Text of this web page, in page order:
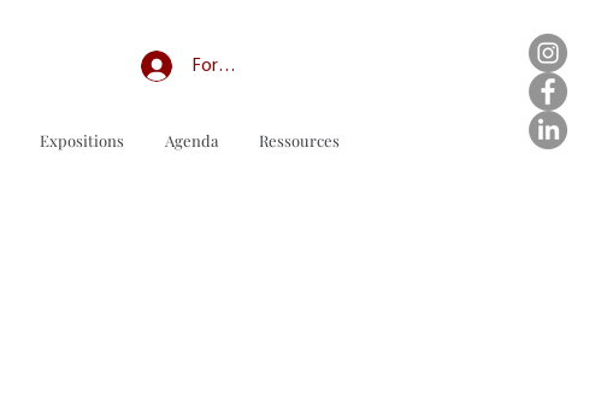
Forum professionnel/My Groups
Expositions Agenda Ressources